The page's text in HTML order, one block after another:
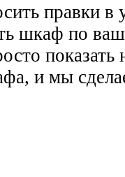
правки
шкаф по
и мы